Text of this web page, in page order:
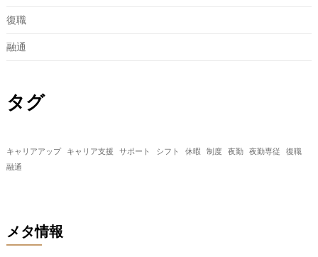
復職
融通
タグ
キャリアアップ キャリア支援 サポート シフト 休暇 制度 夜勤 夜勤専従
復職
融通
メタ情報